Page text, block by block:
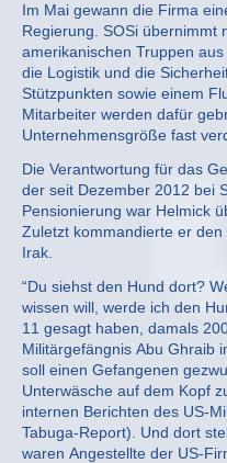
Im Mai gewann die Firma
Regierung. SOSi übernimmt
amerikanischen Truppen
die Logistik und die
Stützpunkten sowie einem
Mitarbeiter werden dafür
Unternehmensgröße fast
Die Verantwortung für das
der seit Dezember 2012 bei
Pensionierung war Helmick
Zuletzt kommandierte er
Irak.
“Du siehst den Hund dort?
wissen will, werde ich den
11 gesagt haben, damals
Militärgefängnis Abu Ghraib
soll einen Gefangenen
Unterwäsche auf dem Kopf
internen Berichten des US-
Tabuga-Report). Und dort
waren Angestellte der US-